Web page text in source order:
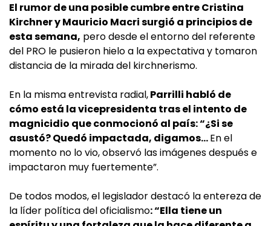
El rumor de una posible cumbre entre Cristina
Kirchner y Mauricio Macri surgió a principios de
esta semana, pero desde el entorno del referente
del PRO le pusieron hielo a la expectativa y tomaron
distancia de la mirada del kirchnerismo.
En la misma entrevista radial,Parrilli habló de
cómo está la vicepresidenta tras el intento de
magnicidio que conmocionó al país: “¿Si se
asustó? Quedó impactada, digamos…En el
momento no lo vio, observó las imágenes después e
impactaron muy fuertemente”.
De todos modos, el legislador destacó la entereza de
la líder política del oficialismo: “Ella tiene un